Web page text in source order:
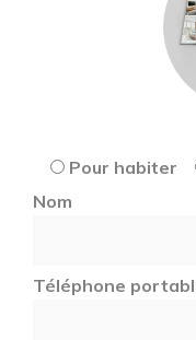
Pour habiter
Nom
Téléphone